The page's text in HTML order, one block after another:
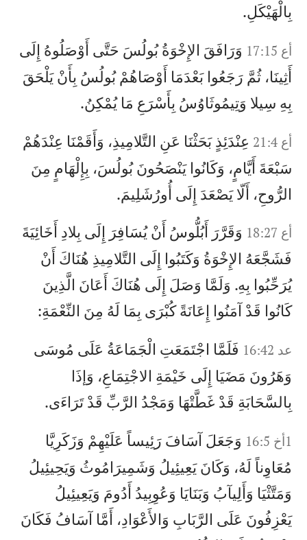
بِالْهَيْكَلِ.
أع 17:15
وَرَافَقَ الإِخْوَةُ بُولُسَ حَتَّى أَوْصَلُوهُ إِلَى
أَثِينَا، ثُمَّ رَجَعُوا بَعْدَمَا أَوْصَاهُمْ بُولُسُ بِأَنْ يَلْحَقَ
بِهِ سِيلا وَتِيمُوثَاوُسُ بِأَسْرَعِ مَا يُمْكِنُ.
أع 21:4
عِنْدَئِذٍ بَحَثْنَا عَنِ التَّلامِيذِ، وَأَقَمْنَا عِنْدَهُمْ
سَبْعَةَ أَيَّامٍ، وَكَانُوا يَنْصَحُونَ بُولُسَ، بِإِلْهَامٍ مِنَ
الرُّوحِ، أَلّا يَصْعَدَ إِلَى أُورُشَلِيمَ.
أع 18:27
وَقَرَّرَ أَبُلُّوسُ أَنْ يُسَافِرَ إِلَى بِلادِ أَخَائِيَةَ
فَشَجَّعَهُ الإِخْوَةُ وَكَتَبُوا إِلَى التَّلامِيذِ هُنَاكَ أَنْ
يُرَحِّبُوا بِهِ. وَلَمَّا وَصَلَ إِلَى هُنَاكَ أَعَانَ الَّذِينَ
كَانُوا قَدْ آمَنُوا إِعَانَةً كُبْرَى بِمَا لَهُ مِنَ النِّعْمَةِ:
عد 16:42
فَلَمَّا اجْتَمَعَتِ الْجَمَاعَةُ عَلَى مُوسَى
وَهَرُونَ مَضَيَا إِلَى خَيْمَةِ الاجْتِمَاعِ، وَإذَا
بِالسَّحَابَةِ قَدْ غَطَّتْهَا وَمَجْدُ الرَّبِّ قَدْ تَرَاءَى.
1أخ 16:5
وَجَعَلَ آسَافَ رَئِيساً عَلَيْهِمْ وَزَكَرِيَّا
مُعَاوِناً لَهُ، وَكَانَ يَعِيئِيلُ وَشَمِيرَامُوثُ وَيَحِيئِيلُ
وَمَتَّثْيَا وَأَلِيآبُ وَبَنَايَا وَعُوِبِيدُ أَدُومَ وَيَعِيئِيلُ
يَعْزِفُونَ عَلَى الرَّبَابِ وَالأَعْوَادِ، أَمَّا آسَافُ فَكَانَ